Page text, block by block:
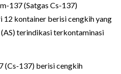
137 (Satgas Cs-137)
12 kontainer berisi cengkih yang
terindikasi terkontaminasi
(Cs-137) berisi cengkih